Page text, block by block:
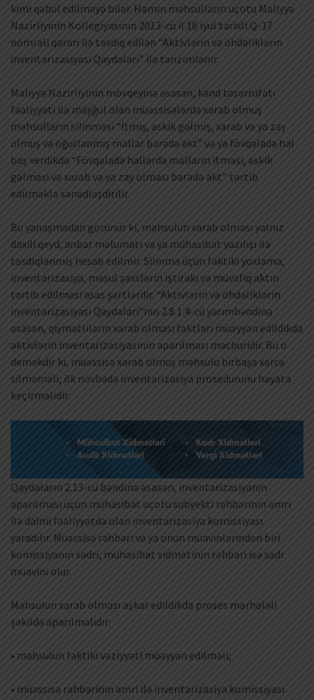
kimi qəbul edilməyə bilər. Həmin məhsulların uçotu Maliyyə
Nazirliyinin Kollegiyasının 2013-cü il 16 iyul tarixli Q-17
nömrəli qərarı ilə təsdiq edilən “Aktivlərin və öhdəliklərin
inventarizasiyası Qaydaları” ilə tənzimlənir.
Maliyyə Nazirliyinin mövqeyinə əsasən, kənd təsərrüfatı
fəaliyyəti ilə məşğul olan müəssisələrdə xarab olmuş
məhsulların silinməsi “İtmiş, əskik gəlmiş, xarab və ya zay
olmuş və oğurlanmış mallar barədə akt” və ya fövqəladə hal
baş verdikdə “Fövqəladə hallarda malların itməsi, əskik
gəlməsi və xarab və ya zay olması barədə akt” tərtib
edilməklə sənədləşdirilir.
Bu yanaşmadan görünür ki, məhsulun xarab olması yalnız
daxili qeyd, anbar məlumatı və ya mühasibat yazılışı ilə
təsdiqlənmiş hesab edilmir. Silinmə üçün faktiki yoxlama,
inventarizasiya, məsul şəxslərin iştirakı və müvafiq aktın
tərtib edilməsi əsas şərtlərdir. “Aktivlərin və öhdəliklərin
inventarizasiyası Qaydaları”nın 2.8.1.4-cü yarımbəndinə
əsasən, qiymətlilərin xarab olması faktları müəyyən edildikdə
aktivlərin inventarizasiyasının aparılması məcburidir. Bu o
deməkdir ki, müəssisə xarab olmuş məhsulu birbaşa xərcə
silməməli, ilk növbədə inventarizasiya prosedurunu həyata
keçirməlidir.
Qaydaların 2.13-cü bəndinə əsasən, inventarizasiyanın
aparılması üçün mühasibat uçotu subyekti rəhbərinin əmri
ilə daimi fəaliyyətdə olan inventarizasiya komissiyası
yaradılır. Müəssisə rəhbəri və ya onun müavinlərindən biri
komissiyanın sədri, mühasibat xidmətinin rəhbəri isə sədr
müavini olur.
Məhsulun xarab olması aşkar edildikdə proses mərhələli
şəkildə aparılmalıdır:
• məhsulun faktiki vəziyyəti müəyyən edilməli;
• müəssisə rəhbərinin əmri ilə inventarizasiya komissiyası